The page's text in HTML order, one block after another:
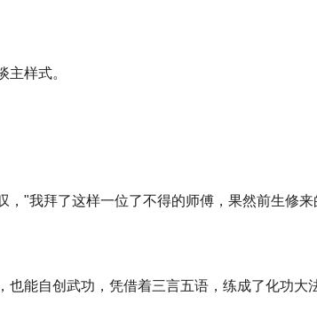
样式。
"我拜了这样一位了不得的师傅，果然前生修来
能自创武功，凭借着三言五语，练成了化功大